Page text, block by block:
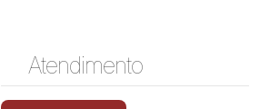
Atendimento